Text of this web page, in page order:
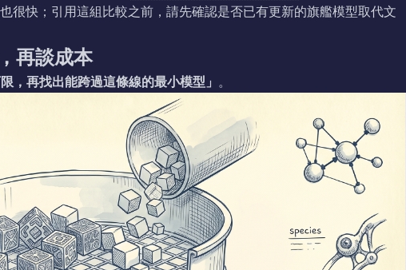
很快；引用這組比較之前，請先確認是否已有更新的旗艦模型取代文
再談成本
，再找出能跨過這條線的最小模型」 。